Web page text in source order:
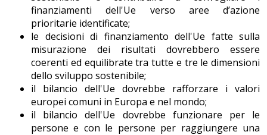
finanziamenti dell'Ue verso aree d’azione
prioritarie identificate;
le decisioni di finanziamento dell'Ue fatte sulla
misurazione dei risultati dovrebbero essere
coerenti ed equilibrate tra tutte e tre le dimensioni
dello sviluppo sostenibile;
il bilancio dell'Ue dovrebbe rafforzare i valori
europei comuni in Europa e nel mondo;
il bilancio dell'Ue dovrebbe funzionare per le
persone e con le persone per raggiungere una